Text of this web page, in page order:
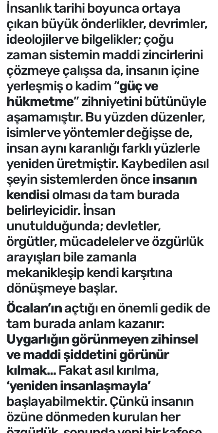
İnsanlık tarihi boyunca ortaya
çıkan büyük önderlikler, devrimler,
ideolojiler ve bilgelikler; çoğu
zaman sistemin maddi zincirlerini
çözmeye çalışsa da, insanın içine
yerleşmiş o kadim “güç ve
hükmetme” zihniyetini bütünüyle
aşamamıştır. Bu yüzden düzenler,
isimler ve yöntemler değişse de,
insan aynı karanlığı farklı yüzlerle
yeniden üretmiştir. Kaybedilen asıl
şeyin sistemlerden önceinsanın
kendisiolması da tam burada
belirleyicidir. İnsan
unutulduğunda; devletler,
örgütler, mücadeleler ve özgürlük
arayışları bile zamanla
mekanikleşip kendi karşıtına
dönüşmeye başlar.
Öcalan’ınaçtığı en önemli gedik de
tam burada anlam kazanır:
Uygarlığın görünmeyen zihinsel
ve maddi şiddetini görünür
kılmak… Fakat asıl kırılma,
‘yeniden insanlaşmayla’
başlayabilmektir. Çünkü insanın
özüne dönmeden kurulan her